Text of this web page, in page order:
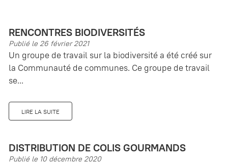
RENCONTRES BIODIVERSITÉS
Publié le 26 février 2021
Un groupe de travail sur la biodiversité a été créé sur
la Communauté de communes. Ce groupe de travail
se...
LIRE LA SUITE
DISTRIBUTION DE COLIS GOURMANDS
Publié le 10 décembre 2020